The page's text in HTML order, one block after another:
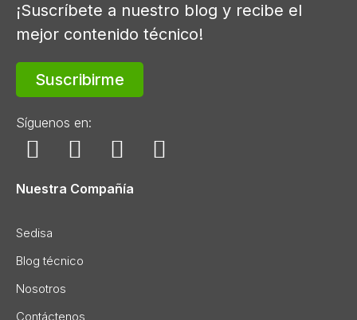
¡Suscríbete a nuestro blog y recibe el
mejor contenido técnico!
Suscribirme
Síguenos en:
Nuestra Compañía
Sedisa
Blog técnico
Nosotros
Contáctenos